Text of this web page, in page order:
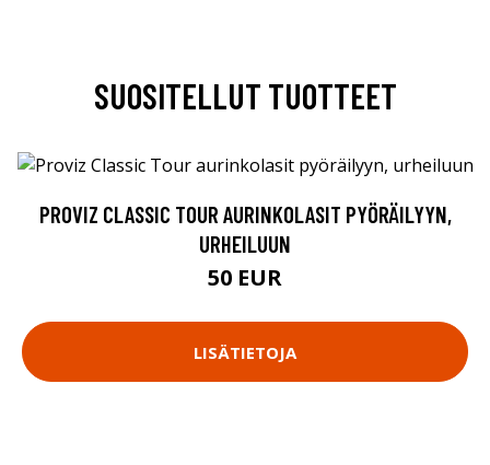
SUOSITELLUT TUOTTEET
PROVIZ CLASSIC TOUR AURINKOLASIT PYÖRÄILYYN,
URHEILUUN
50 EUR
LISÄTIETOJA